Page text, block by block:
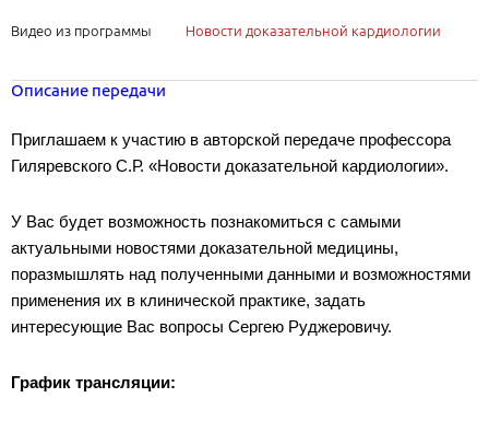
Видео из программы Новости доказательной кардиологии
Описание передачи
Приглашаем к участию в авторской передаче профессора
Гиляревского С.Р. «Новости доказательной кардиологии».
У Вас будет возможность познакомиться с самыми
актуальными новостями доказательной медицины,
поразмышлять над полученными данными и возможностями
применения их в клинической практике, задать
интересующие Вас вопросы Сергею Руджеровичу.
График трансляции: